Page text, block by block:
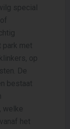
special
park met
op
De
bestaat
welke
het